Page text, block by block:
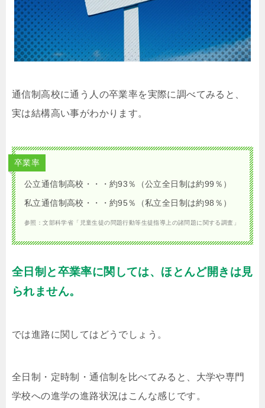
通信制高校に通う人の卒業率を実際に調べてみると、
実は結構高い事がわかります。
卒業率
公立通信制高校・・・約93％（公立全日制は約99％）
私立通信制高校・・・約95％（私立全日制は約98％）
参照：文部科学省「児童生徒の問題行動等生徒指導上の諸問題に関する調査」
全日制と卒業率に関しては、ほとんど開きは見
られません。
では進路に関してはどうでしょう。
全日制・定時制・通信制を比べてみると、大学や専門
学校への進学の進路状況はこんな感じです。